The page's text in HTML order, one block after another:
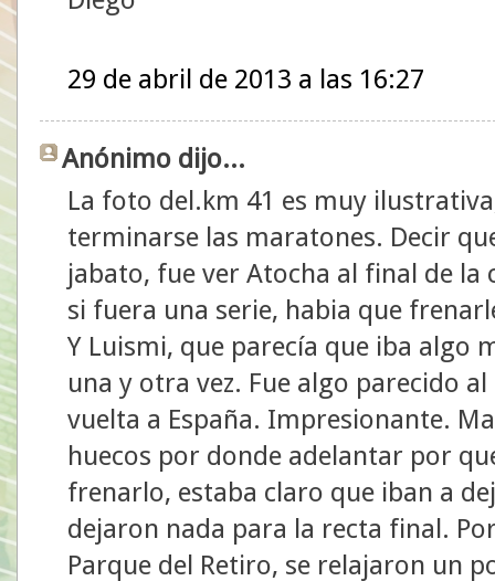
29 de abril de 2013 a las 16:27
Anónimo dijo...
La foto del.km 41 es muy
terminarse las maratones. Decir
jabato, fue ver Atocha al final de
si fuera una serie, habia que
Y Luismi, que parecía que iba algo
una y otra vez. Fue algo parecido
vuelta a España. Impresionante.
huecos por donde adelantar por
frenarlo, estaba claro que iban a
dejaron nada para la recta final.
Parque del Retiro, se relajaron un